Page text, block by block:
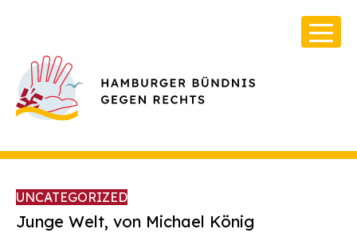
UNCATEGORIZED
Junge Welt, von Michael König